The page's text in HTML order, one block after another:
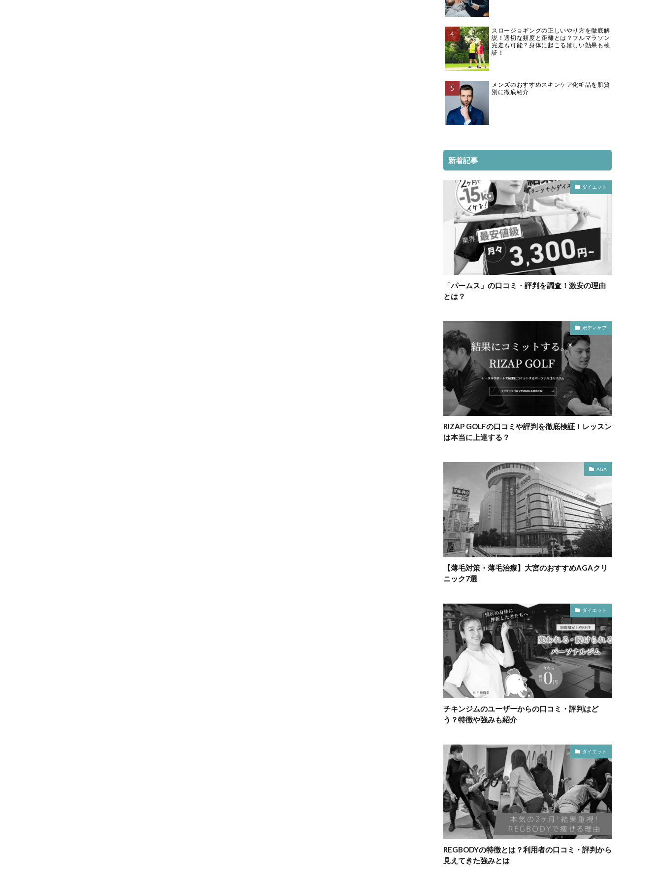
スロージョギングの正しいやり方を徹底解
説！適切な頻度と距離とは？フルマラソン
完走も可能？身体に起こる嬉しい効果も検
証！
メンズのおすすめスキンケア化粧品を肌質
別に徹底紹介
新着記事
ダイエット
「パームス」の口コミ・評判を調査！激安の理由
とは？
ボディケア
RIZAP GOLFの口コミや評判を徹底検証！レッスン
は本当に上達する？
AGA
【薄毛対策・薄毛治療】大宮のおすすめAGAクリ
ニック7選
ダイエット
チキンジムのユーザーからの口コミ・評判はど
う？特徴や強みも紹介
ダイエット
REGBODYの特徴とは？利用者の口コミ・評判から
見えてきた強みとは